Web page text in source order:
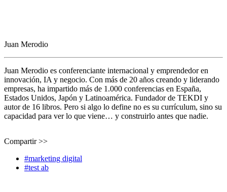
Juan Merodio
Juan Merodio es conferenciante internacional y emprendedor en
innovación, IA y negocio. Con más de 20 años creando y liderando
empresas, ha impartido más de 1.000 conferencias en España,
Estados Unidos, Japón y Latinoamérica. Fundador de TEKDI y
autor de 16 libros. Pero si algo lo define no es su currículum, sino su
capacidad para ver lo que viene… y construirlo antes que nadie.
Compartir >>
#marketing digital
#test ab